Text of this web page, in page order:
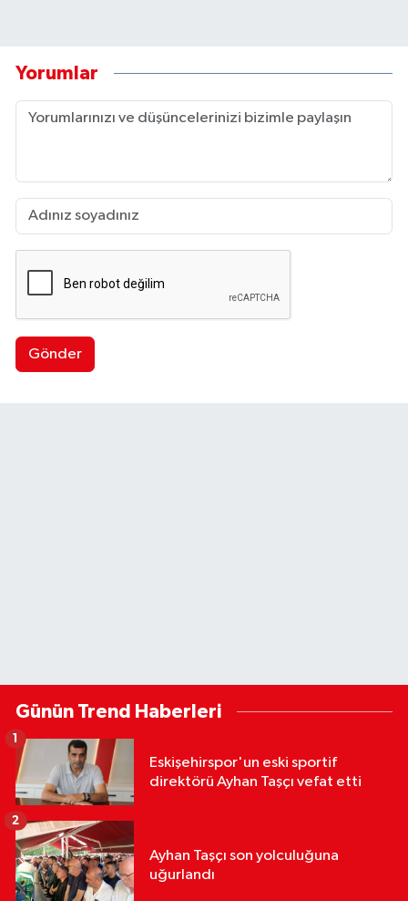
Yorumlar
Gönder
Günün Trend Haberleri
Eskişehirspor'un eski sportif
direktörü Ayhan Taşçı vefat etti
1
Ayhan Taşçı son yolculuğuna
uğurlandı
2